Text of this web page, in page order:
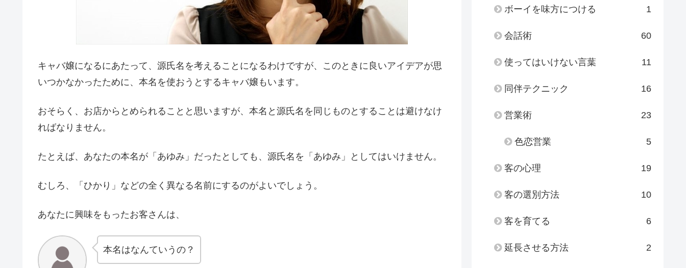
キャバ嬢になるにあたって、源氏名を考えることになるわけですが、このときに良いアイデアが思
いつかなかったために、本名を使おうとするキャバ嬢もいます。
おそらく、お店からとめられることと思いますが、本名と源氏名を同じものとすることは避けなけ
ればなりません。
たとえば、あなたの本名が「あゆみ」だったとしても、源氏名を「あゆみ」としてはいけません。
むしろ、「ひかり」などの全く異なる名前にするのがよいでしょう。
あなたに興味をもったお客さんは、
本名はなんていうの？
ボーイを味方につける 1
会話術 60
使ってはいけない言葉 11
同伴テクニック 16
営業術 23
色恋営業 5
客の心理 19
客の選別方法 10
客を育てる 6
延長させる方法 2